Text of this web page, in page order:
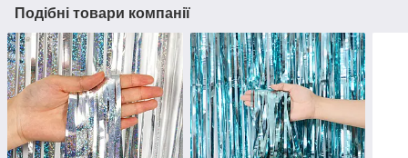
Подібні товари компанії